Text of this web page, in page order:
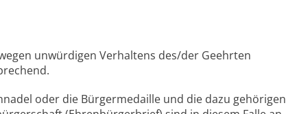
unwürdigen Verhaltens des/der Geehrten
oder die Bürgermedaille und die dazu gehörigen